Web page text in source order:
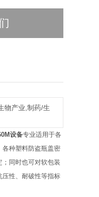
物产业,制药/生
设备专业适用于各
各种塑料防盗瓶盖密
同时也可对软包装
压性、耐破性等指标